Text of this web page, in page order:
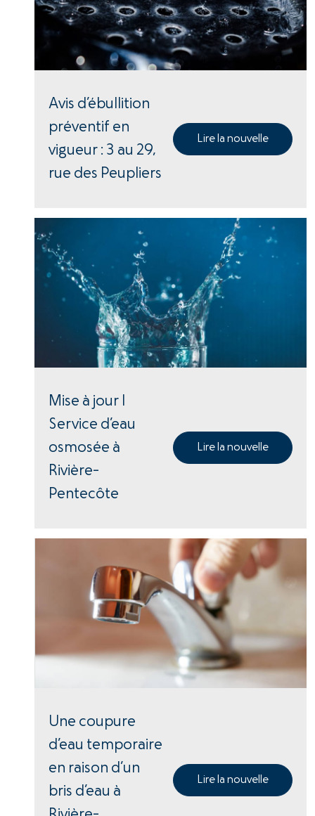
Avis d’ébullition
préventif en
vigueur : 3 au 29,
rue des Peupliers
Lire la nouvelle
Mise à jour |
Service d’eau
osmosée à
Rivière-
Pentecôte
Lire la nouvelle
Une coupure
d’eau temporaire
en raison d’un
bris d’eau à
Lire la nouvelle